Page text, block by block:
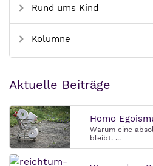
Rund ums Kind
Kolumne
Aktuelle Beiträge
Homo
Warum eine
bleibt. ...